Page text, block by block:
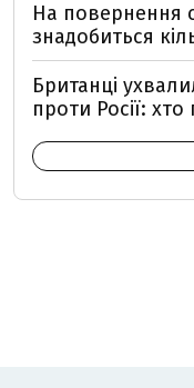
На повернення
знадобиться
Британці
проти Росії: